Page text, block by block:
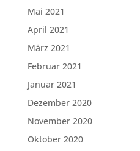
Mai 2021
April 2021
März 2021
Februar 2021
Januar 2021
Dezember 2020
November 2020
Oktober 2020